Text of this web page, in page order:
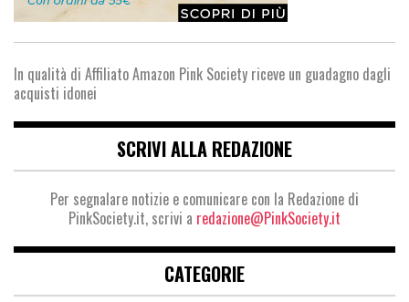
In qualità di Affiliato Amazon Pink Society riceve un guadagno dagli
acquisti idonei
SCRIVI ALLA REDAZIONE
Per segnalare notizie e comunicare con la Redazione di
PinkSociety.it, scrivi a redazione@PinkSociety.it
CATEGORIE